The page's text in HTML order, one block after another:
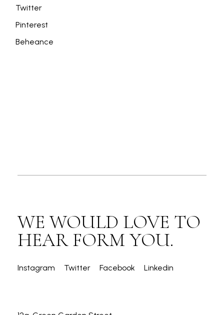
Twitter
Pinterest
Beheance
WE WOULD LOVE TO
HEAR FORM YOU.
Instagram Twitter Facebook Linkedin